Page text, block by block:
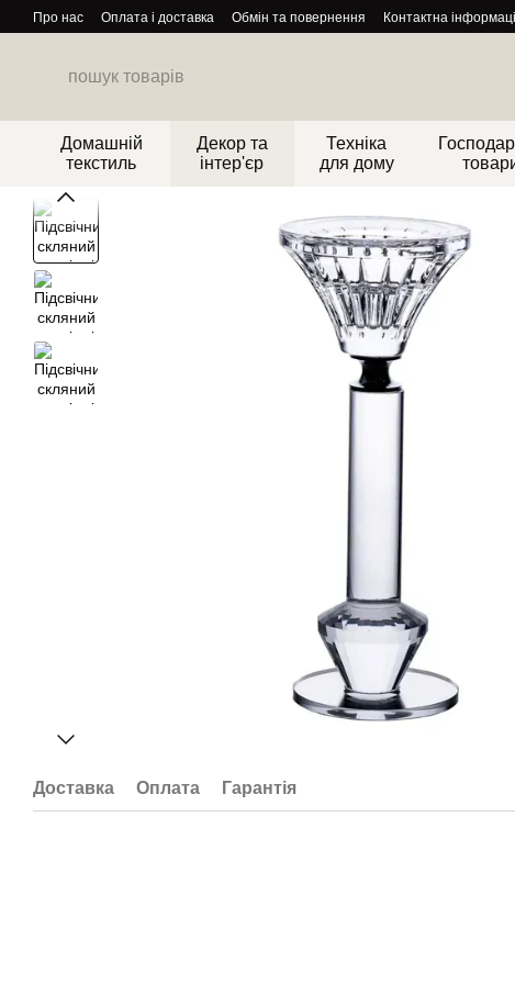
Перейти до основного контенту
Про нас Оплата і доставка Обмін та повернення Контактна
Домашній
текстиль
Декор та
інтер'єр
Техніка
для дому
Доставка Оплата Гарантія